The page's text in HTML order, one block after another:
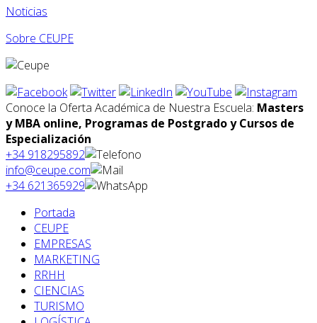
Noticias
Sobre CEUPE
Conoce la Oferta Académica de Nuestra Escuela: Masters
y MBA online, Programas de Postgrado y Cursos de
Especialización
+34 918295892
info@ceupe.com
+34 621365929
Portada
CEUPE
EMPRESAS
MARKETING
RRHH
CIENCIAS
TURISMO